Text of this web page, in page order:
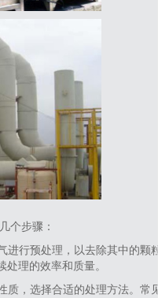
个步骤‌：‌
进行预处理，以去除其中的颗
理的效率和质量。
质，选择合适的处理方法。常